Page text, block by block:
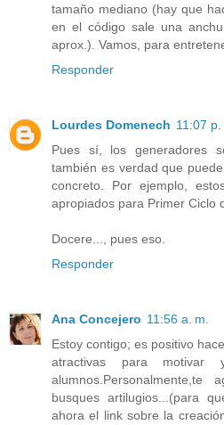
tamaño mediano (hay que
en el código sale una
aprox.). Vamos, para
Responder
Lourdes Domenech 11:07 p.
Pues sí, los generadores
también es verdad que
concreto. Por ejemplo,
apropiados para Primer Ciclo
Docere..., pues eso.
Responder
Ana Concejero 11:56 a. m.
Estoy contigo; es positivo
atractivas para motivar
busques artilugios...(para
ahora el link sobre la